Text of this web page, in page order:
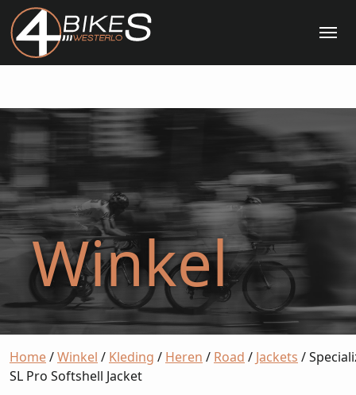
Winkel
Home/Winkel / Kleding / Heren / Road / Jackets /
SL Pro Softshell Jacket